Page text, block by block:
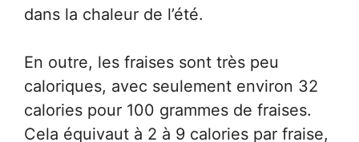
dans la chaleur de l’été.
En outre, les fraises sont très peu
caloriques, avec seulement environ 32
calories pour 100 grammes de fraises.
Cela équivaut à 2 à 9 calories par fraise,